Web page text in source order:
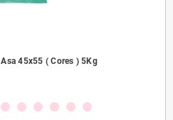
45x55 ( Cores ) 5Kg